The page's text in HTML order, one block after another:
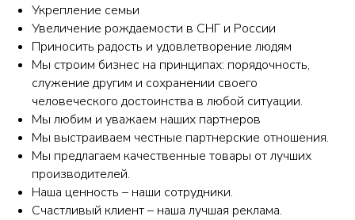
Укрепление семьи
Увеличение рождаемости в СНГ и России
Приносить радость и удовлетворение людям
Мы строим бизнес на принципах: порядочность,
служение другим и сохранении своего
человеческого достоинства в любой ситуации.
Мы любим и уважаем наших партнеров
Мы выстраиваем честные партнерские отношения.
Мы предлагаем качественные товары от лучших
производителей.
Наша ценность – наши сотрудники.
Счастливый клиент – наша лучшая реклама.